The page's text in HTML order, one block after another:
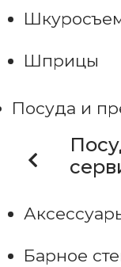
Шприцы
Посуда и
Барное